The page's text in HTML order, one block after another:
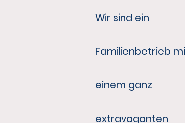
Wir sind ein
Familienbetrieb
einem ganz
extravaganten